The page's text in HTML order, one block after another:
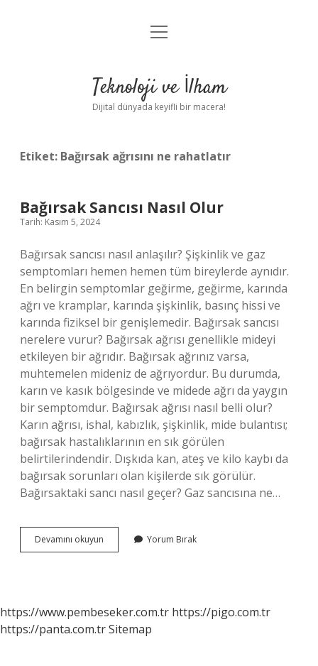
Anasayfa
Yasal Uyarı
menüyü
Teknoloji ve İlham
Dijital dünyada keyifli bir macera!
Etiket: Bağırsak ağrısını ne rahatlatır
Bağırsak Sancısı Nasıl Olur
Tarih: Kasım 5, 2024
Bağırsak sancısı nasıl anlaşılır? Şişkinlik ve gaz
semptomları hemen hemen tüm bireylerde aynıdır.
En belirgin semptomlar geğirme, geğirme, karında
ağrı ve kramplar, karında şişkinlik, basınç hissi ve
karında fiziksel bir genişlemedir. Bağırsak sancısı
nerelere vurur? Bağırsak ağrısı genellikle mideyi
etkileyen bir ağrıdır. Bağırsak ağrınız varsa,
muhtemelen mideniz de ağrıyordur. Bu durumda,
karın ve kasık bölgesinde ve midede ağrı da yaygın
bir semptomdur. Bağırsak ağrısı nasıl belli olur?
Karın ağrısı, ishal, kabızlık, şişkinlik, mide bulantısı;
bağırsak hastalıklarının en sık görülen
belirtilerindendir. Dışkıda kan, ateş ve kilo kaybı da
bağırsak sorunları olan kişilerde sık görülür.
Bağırsaktaki sancı nasıl geçer? Gaz sancısına ne…
Devamını okuyun Bağırsak
Sancısı
Yorum Bırak
https://www.pembeseker.com.tr https://pigo.com.tr
https://panta.com.trSitemap